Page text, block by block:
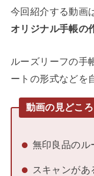
今回紹介する動画
オリジナル手帳の
ルーズリーフの手
ートの形式などを
動画の見どころ
無印良品のル
スキャンがあ